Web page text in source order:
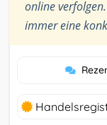
online
immer eine